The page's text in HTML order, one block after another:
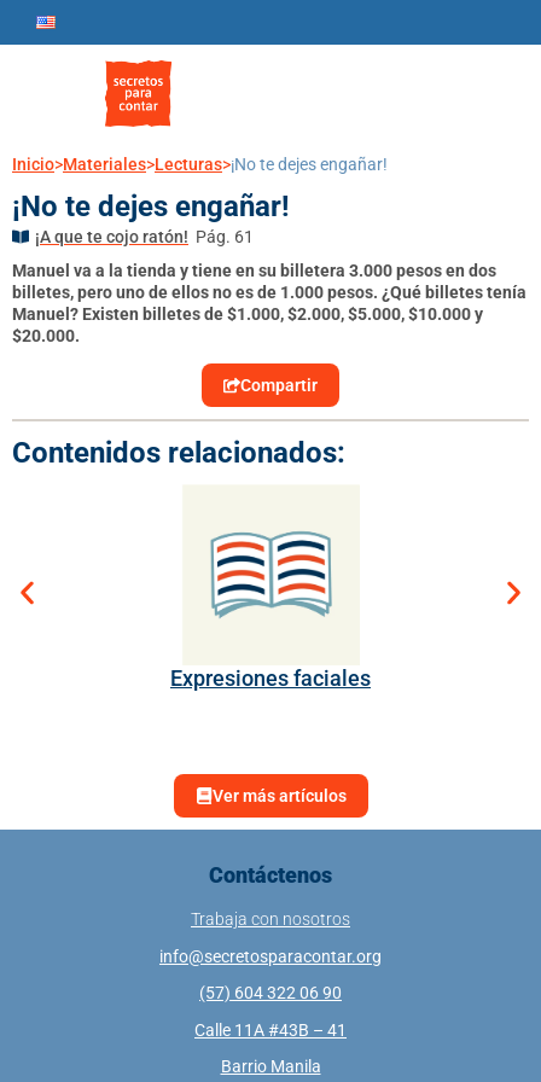
Inicio>Materiales>Lecturas>¡No te dejes engañar!
¡No te dejes engañar!
¡A que te cojo ratón! Pág. 61
Manuel va a la tienda y tiene en su billetera 3.000 pesos en dos
billetes, pero uno de ellos no es de 1.000 pesos. ¿Qué billetes tenía
Manuel? Existen billetes de $1.000, $2.000, $5.000, $10.000 y
$20.000.
Compartir
Contenidos relacionados:
Expresiones faciales
Ver más artículos
Contáctenos
Trabaja con nosotros
info@secretosparacontar.org
(57) 604 322 06 90
Calle 11A #43B – 41
Barrio Manila